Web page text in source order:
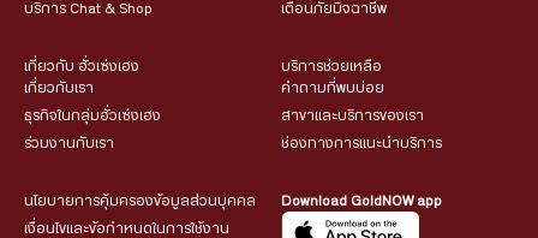
บริการ Chat & Shop
เตือนภัยมิจฉาชีพ
เกี่ยวกับ ฮั่วเซ่งเฮง
เกี่ยวกับเรา
ธุรกิจในกลุ่มฮั่วเซ่งเฮง
ร่วมงานกับเรา
บริการช่วยเหลือ
คำถามที่พบบ่อย
สาขาและบริการของเรา
ช่องทางการแนะนำบริการ
นโยบายการคุ้มครองข้อมูลส่วนบุคคล
เงื่อนไขและข้อกำหนดในการใช้งาน
Download GoldNOW app